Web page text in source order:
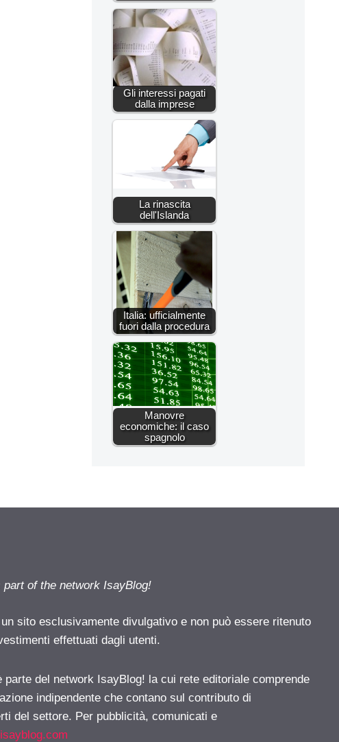
Gli interessi pagati
dalla imprese
La rinascita
dell'Islanda
Italia: ufficialmente
fuori dalla procedura
Manovre
economiche: il caso
spagnolo
of the network IsayBlog!
sito esclusivamente divulgativo e non può essere ritenuto
effettuati dagli utenti.
parte del network IsayBlog! la cui rete editoriale comprende
indipendente che contano sul contributo di
del settore. Per pubblicità, comunicati e